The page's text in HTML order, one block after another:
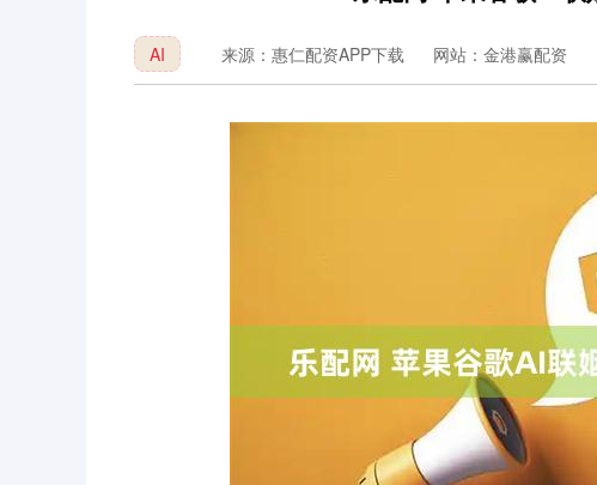
AI 来源：惠仁配资APP下载 网站：金港赢配资